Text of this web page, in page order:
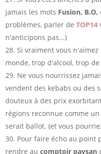
jamais les mots Fusion, B.O,
problèmes, parler de TOP14
n'anticipons pas...)
Si vraiment vous n'aimez
monde, trop d'alcool, trop
Ne vous nourrissez
vendent des kebabs ou des
douteux à des prix
régions reconnue comme
serait ballot. (et vous
Pour faire écho au point
rendre au comptoir paysan